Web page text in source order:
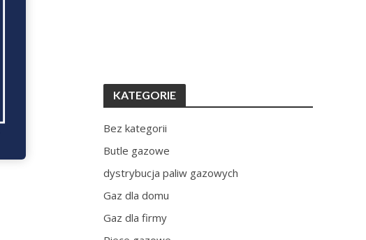
KATEGORIE
Bez kategorii
Butle gazowe
dystrybucja paliw gazowych
Gaz dla domu
Gaz dla firmy